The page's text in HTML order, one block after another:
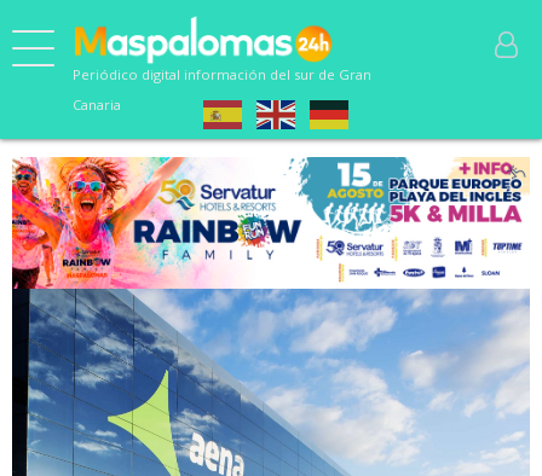
Periódico digital información del sur de Gran
Canaria